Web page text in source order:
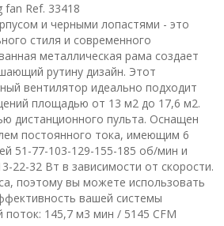
fan Ref. 33418
и черными лопастями - это
стиля и современного
металлическая рама создает
рутину дизайн. Этот
вентилятор идеально подходит
площадью от 13 м2 до 17,6 м2.
дистанционного пульта. Оснащен
постоянного тока, имеющим 6
51-77-103-129-155-185 об/мин и
22-32 Вт в зависимости от скорости.
поэтому вы можете использовать
вашей системы
145,7 м3 мин / 5145 CFM